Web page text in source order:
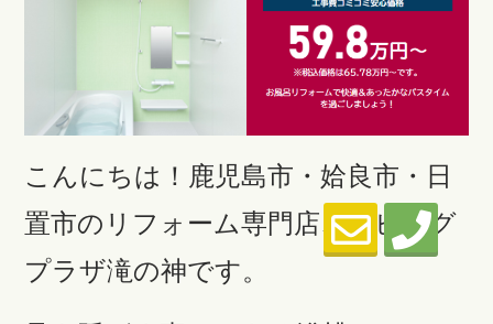
こんにちは！鹿児島市・姶良市・日
置市のリフォーム専門店、リビング
プラザ滝の神です。